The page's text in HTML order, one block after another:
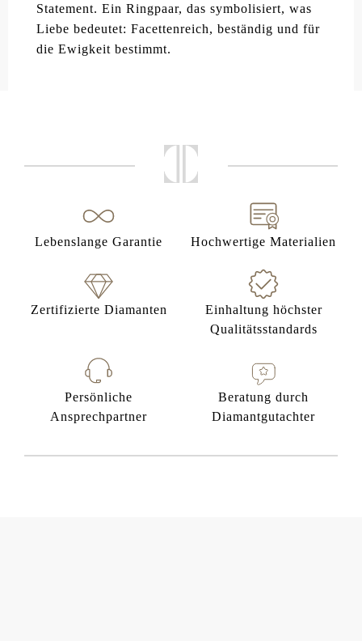
Statement. Ein Ringpaar, das symbolisiert, was
Liebe bedeutet: Facettenreich, beständig und für
die Ewigkeit bestimmt.
Lebenslange Garantie Hochwertige Materialien
Zertifizierte Diamanten
Einhaltung höchster
Qualitätsstandards
Persönliche
Ansprechpartner
Beratung durch
Diamantgutachter